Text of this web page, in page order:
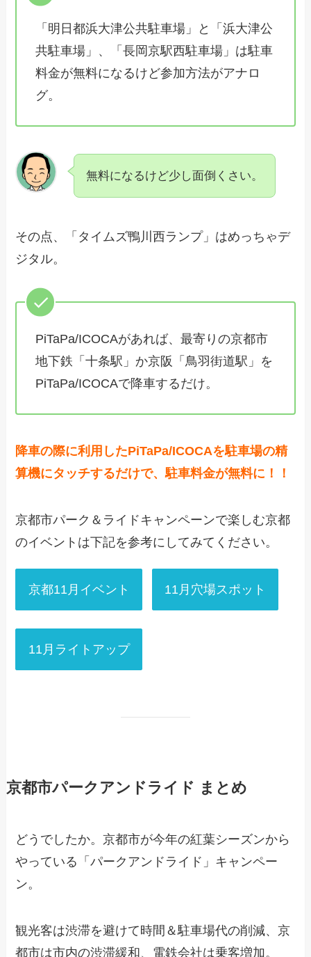
「明日都浜大津公共駐車場」と「浜大津公
共駐車場」、「長岡京駅西駐車場」は駐車
料金が無料になるけど参加方法がアナロ
グ。
無料になるけど少し面倒くさい。
その点、「タイムズ鴨川西ランプ」はめっちゃデ
ジタル。
PiTaPa/ICOCAがあれば、最寄りの京都市
地下鉄「十条駅」か京阪「鳥羽街道駅」を
PiTaPa/ICOCAで降車するだけ。
降車の際に利用したPiTaPa/ICOCAを駐車場の精
算機にタッチするだけで、駐車料金が無料に！！
京都市パーク＆ライドキャンペーンで楽しむ京都
のイベントは下記を参考にしてみてください。
京都11月イベント 11月穴場スポット
11月ライトアップ
京都市パークアンドライド まとめ
どうでしたか。京都市が今年の紅葉シーズンから
やっている「パークアンドライド」キャンペー
ン。
観光客は渋滞を避けて時間＆駐車場代の削減、京
都市は市内の渋滞緩和、電鉄会社は乗客増加。